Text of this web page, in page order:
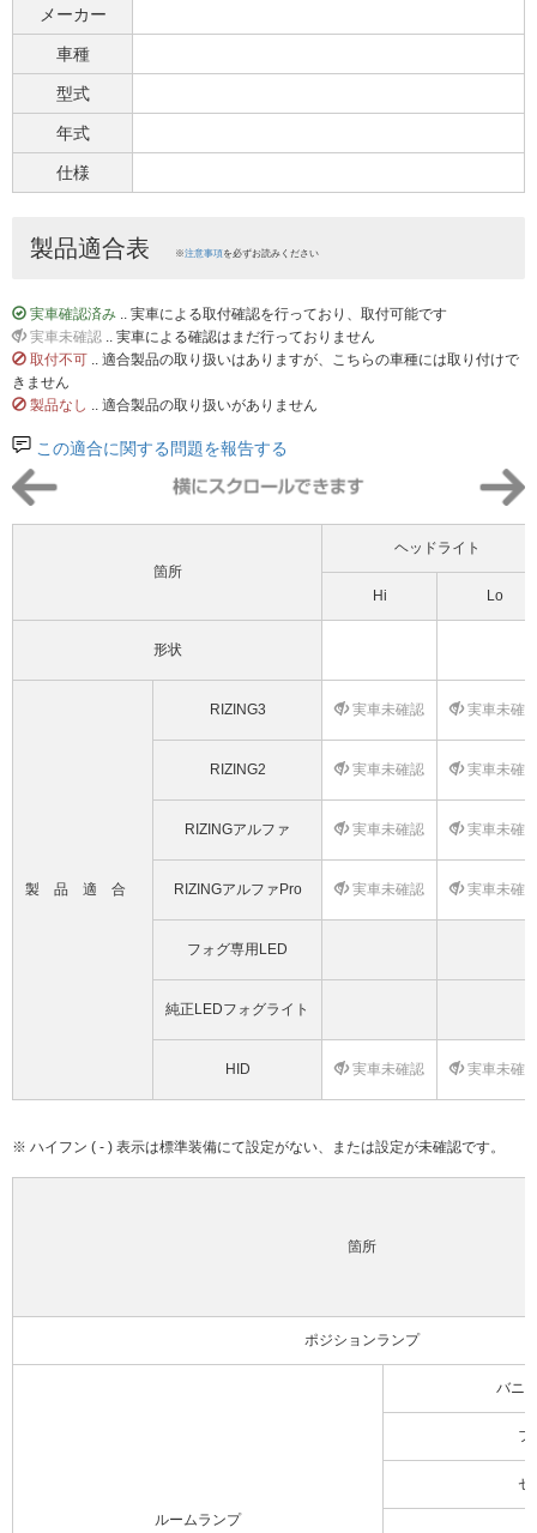
メーカー
車種
型式
年式
仕様
製品適合表 ※注意事項を必ずお読みください
実車確認済み .. 実車による取付確認を行っており、取付可能です
実車未確認 .. 実車による確認はまだ行っておりません
取付不可 .. 適合製品の取り扱いはありますが、こちらの車種には取り付けで
きません
製品なし .. 適合製品の取り扱いがありません
この適合に関する問題を報告する
箇所
ヘッドライト
Hi Lo
形状
製品適合
RIZING3 実車未確認 実車未確
RIZING2 実車未確認 実車未確
RIZINGアルファ 実車未確認 実車未確
RIZINGアルファPro 実車未確認 実車未確
フォグ専用LED
純正LEDフォグライト
HID 実車未確認 実車未確
※ ハイフン ( - ) 表示は標準装備にて設定がない、または設定が未確認です。
箇所
ポジションランプ
ルームランプ
バニ
フ
セ